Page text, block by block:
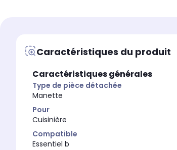
Caractéristiques du produit
Caractéristiques générales
Type de pièce détachée
Manette
Pour
Cuisinière
Compatible
Essentiel b